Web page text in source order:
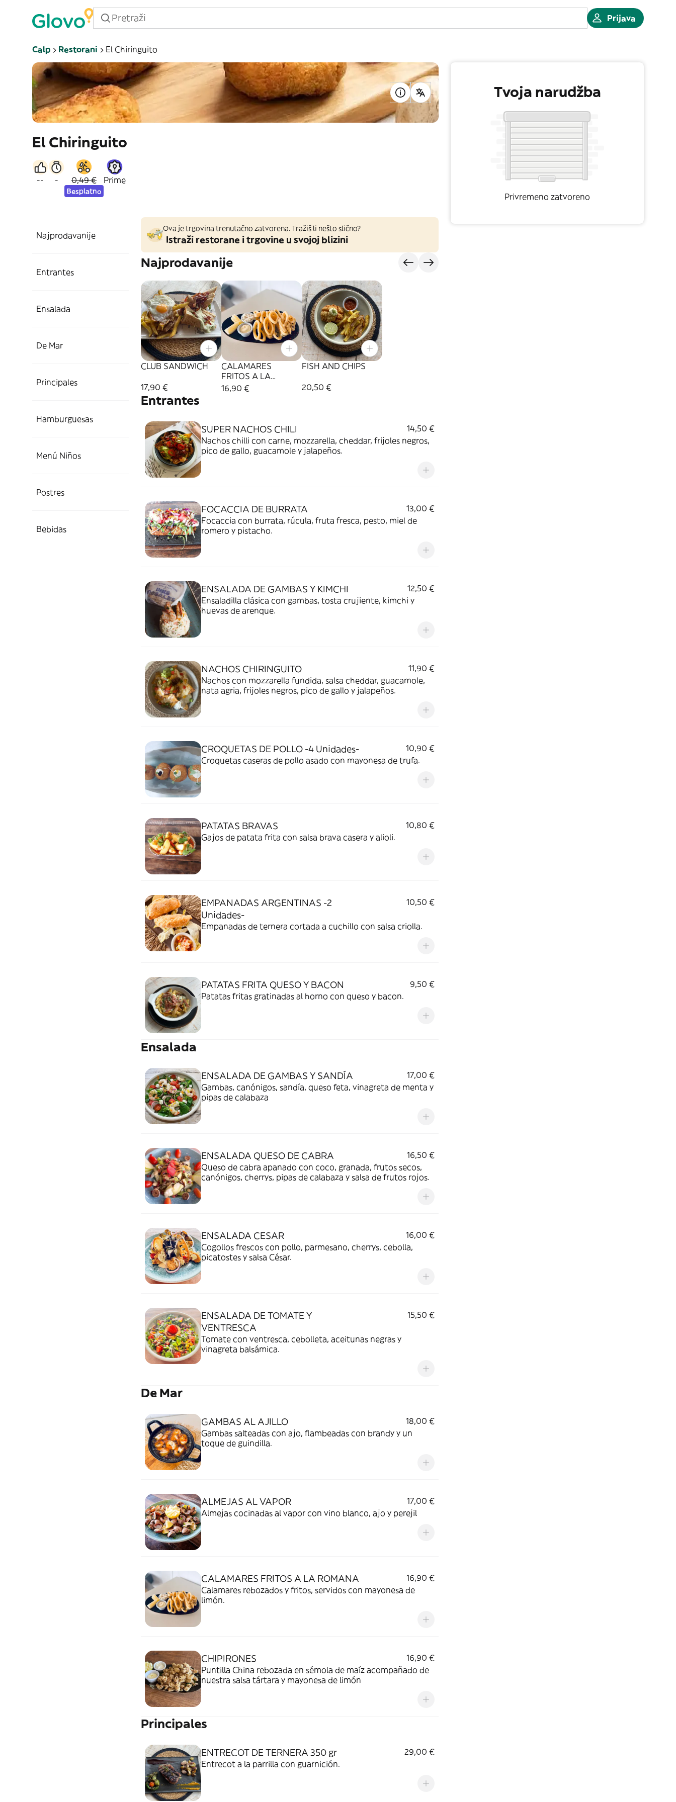
Prijava
Calp Restorani El Chiringuito
El Chiringuito
-- - 0,49 €
Besplatno
Prime
Najprodavanije
Entrantes
Ensalada
De Mar
Principales
Hamburguesas
Menú Niños
Postres
Bebidas
Ova je trgovina trenutačno zatvorena. Tražiš li nešto slično?
Istraži restorane i trgovine u svojoj blizini
Najprodavanije
CLUB SANDWICH
17,90 €
CALAMARES
FRITOS A LA
ROMANA
16,90 €
FISH AND CHIPS
20,50 €
Entrantes
SUPER NACHOS CHILI
14,50 €
Nachos chilli con carne, mozzarella, cheddar, frijoles negros,
pico de gallo, guacamole y jalapeños.
FOCACCIA DE BURRATA
13,00 €
Focaccia con burrata, rúcula, fruta fresca, pesto, miel de
romero y pistacho.
ENSALADA DE GAMBAS Y KIMCHI
12,50 €
Ensaladilla clásica con gambas, tosta crujiente, kimchi y
huevas de arenque.
NACHOS CHIRINGUITO
11,90 €
Nachos con mozzarella fundida, salsa cheddar, guacamole,
nata agria, frijoles negros, pico de gallo y jalapeños.
CROQUETAS DE POLLO -4 Unidades-
10,90 €
Croquetas caseras de pollo asado con mayonesa de trufa.
PATATAS BRAVAS
10,80 €
Gajos de patata frita con salsa brava casera y alioli.
EMPANADAS ARGENTINAS -2
Unidades-
10,50 €
Empanadas de ternera cortada a cuchillo con salsa criolla.
PATATAS FRITA QUESO Y BACON
9,50 €
Patatas fritas gratinadas al horno con queso y bacon.
Ensalada
ENSALADA DE GAMBAS Y SANDÍA
17,00 €
Gambas, canónigos, sandía, queso feta, vinagreta de menta y
pipas de calabaza
ENSALADA QUESO DE CABRA
16,50 €
Queso de cabra apanado con coco, granada, frutos secos,
canónigos, cherrys, pipas de calabaza y salsa de frutos rojos.
ENSALADA CESAR
16,00 €
Cogollos frescos con pollo, parmesano, cherrys, cebolla,
picatostes y salsa César.
ENSALADA DE TOMATE Y
VENTRESCA
15,50 €
Tomate con ventresca, cebolleta, aceitunas negras y
vinagreta balsámica.
De Mar
GAMBAS AL AJILLO
18,00 €
Gambas salteadas con ajo, flambeadas con brandy y un
toque de guindilla.
ALMEJAS AL VAPOR
17,00 €
Almejas cocinadas al vapor con vino blanco, ajo y perejil
CALAMARES FRITOS A LA ROMANA
16,90 €
Calamares rebozados y fritos, servidos con mayonesa de
limón.
CHIPIRONES
16,90 €
Puntilla China rebozada en sémola de maíz acompañado de
nuestra salsa tártara y mayonesa de limón
Principales
ENTRECOT DE TERNERA 350 gr
29,00 €
Entrecot a la parrilla con guarnición.
Tvoja narudžba
Privremeno zatvoreno